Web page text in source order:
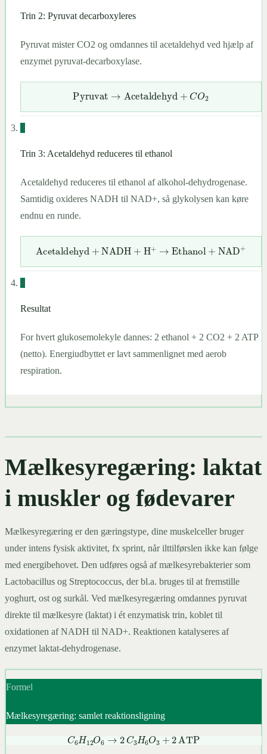
Trin 2: Pyruvat decarboxyleres
Pyruvat mister CO2 og omdannes til acetaldehyd ved hjælp af
enzymet pyruvat-decarboxylase.
Pyruvat→Acetaldehyd+CO2
3
Trin 3: Acetaldehyd reduceres til ethanol
Acetaldehyd reduceres til ethanol af alkohol-dehydrogenase.
Samtidig oxideres NADH til NAD+, så glykolysen kan køre
endnu en runde.
Acetaldehyd+NADH+H+→Ethanol+NAD+
4
Resultat
For hvert glukosemolekyle dannes: 2 ethanol + 2 CO2 + 2 ATP
(netto). Energiudbyttet er lavt sammenlignet med aerob
respiration.
Mælkesyregæring: laktat
i muskler og fødevarer
Mælkesyregæring er den gæringstype, dine muskelceller bruger
under intens fysisk aktivitet, fx sprint, når ilttilførslen ikke kan følge
med energibehovet. Den udføres også af mælkesyrebakterier som
Lactobacillus og Streptococcus, der bl.a. bruges til at fremstille
yoghurt, ost og surkål. Ved mælkesyregæring omdannes pyruvat
direkte til mælkesyre (laktat) i ét enzymatisk trin, koblet til
oxidationen af NADH til NAD+. Reaktionen katalyseres af
enzymet laktat-dehydrogenase.
Formel
Mælkesyregæring: samlet reaktionsligning